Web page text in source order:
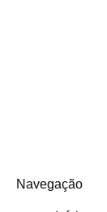
Navegação